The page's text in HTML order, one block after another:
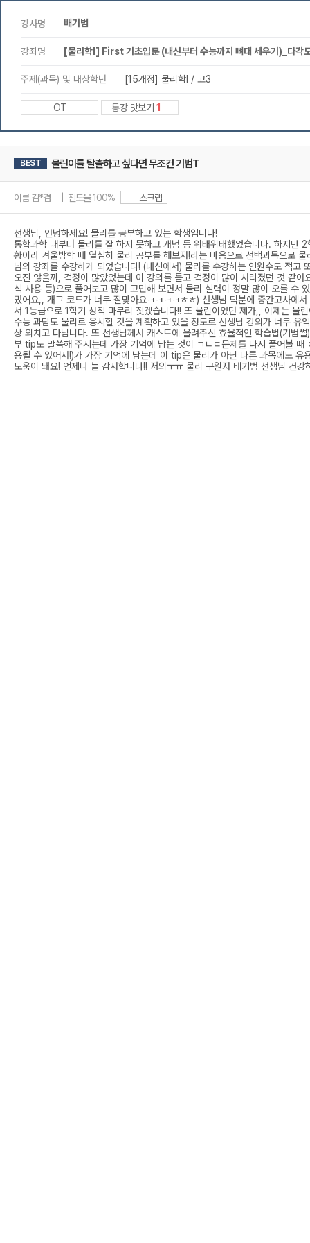
강사명 배기범
강좌명 [물리학l] First 기초입문 (내신부터 수능까지 뼈대 세우기)_다각
주제(과목) 및 대상학년 [15개정] 물리학l / 고3
OT 통강 맛보기 1
BEST 물린이를 탈출하고 싶다면 무조건 기범T
이름 김*겸 | 진도율 100% 스크랩
선생님, 안녕하세요! 물리를 공부하고 있는 학생입니다!
통합과학 때부터 물리를 잘 하지 못하고 개념 등 위태위태했었습니다. 하지만
황이라 겨울방학 때 열심히 물리 공부를 해보자!라는 마음으로 선택과목으로
님의 강좌를 수강하게 되었습니다! (내신에서) 물리를 수강하는 인원수도 적
오진 않을까, 걱정이 많았었는데 이 강의를 듣고 걱정이 많이 사라졌던 것 같
식 사용 등)으로 풀어보고 많이 고민해 보면서 물리 실력이 정말 많이 오를 수
밌어요,, 개그 코드가 너무 잘맞아요ㅋㅋㅋㅋㅎㅎ) 선생님 덕분에 중간고사에
서 1등급으로 1학기 성적 마무리 짓겠습니다!! 또 물린이었던 제가,, 이제는 물
수능 과탐도 물리로 응시할 것을 계획하고 있을 정도로 선생님 강의가 너무
상 외치고 다닙니다. 또 선생님께서 캐스트에 올려주신 효율적인 학습법(기범
부 tip도 말씀해 주시는데 가장 기억에 남는 것이 ㄱㄴㄷ문제를 다시 풀어볼
용될 수 있어서!)가 가장 기억에 남는데 이 tip은 물리가 아닌 다른 과목에도
도움이 돼요! 언제나 늘 감사합니다!! 저의ㅜㅠ 물리 구원자 배기범 선생님 건